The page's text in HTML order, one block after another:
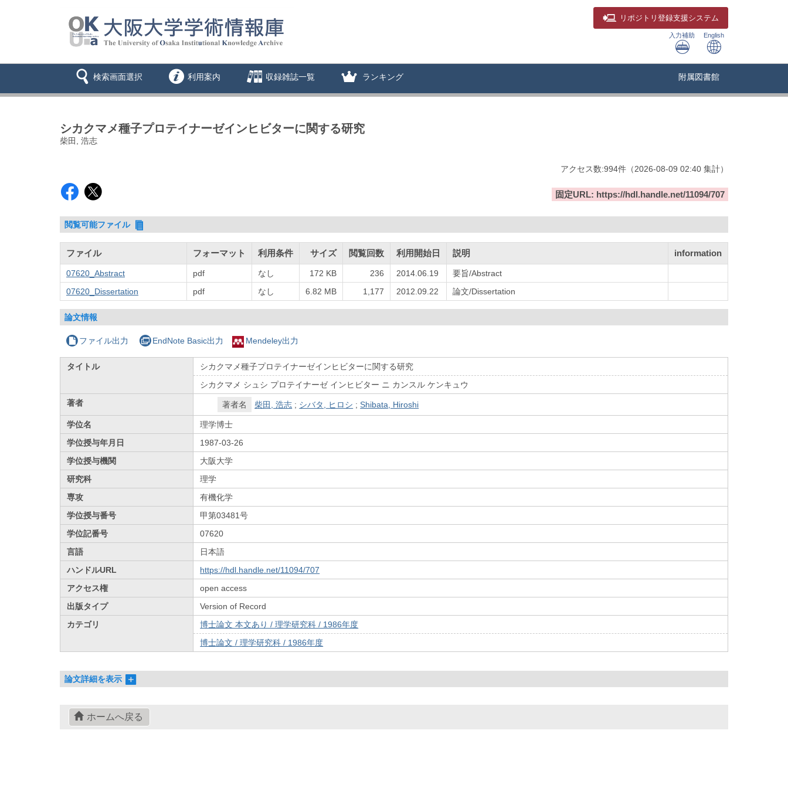
リポジトリ 登録支援システム
入力補助 English
検索画面選択 利用案内 収録雑誌一覧 ランキング 附属図書館
シカクマメ種子プロテイナーゼインヒビターに関する研究
柴田, 浩志
アクセス数:994件 （2026-08-09 02:40 集計）
固定URL: https://hdl.handle.net/11094/707
閲覧可能ファイル
ファイル フォーマット 利用条件 サイズ 閲覧回数 利用開始日 説明 information
07620_Abstract pdf なし 172 KB 236 2014.06.19
要旨/Abstract
07620_Dissertation
pdf なし 6.82 MB 1,177 2012.09.22 論文/Dissertation
論文情報
ファイル出力 EndNote Basic出力 Mendeley出力
タイトル
シカクマメ種子プロテイナーゼインヒビターに関する研究
シカクマメ シュシ プロテイナーゼ インヒビター ニ カンスル ケンキュウ
著者
著者名 柴田, 浩志 ; シバタ, ヒロシ ;Shibata, Hiroshi
学位名
理学博士
学位授与年月日
1987-03-26
学位授与機関
大阪大学
研究科
理学
専攻
有機化学
学位授与番号
甲第03481号
学位記番号
07620
言語
日本語
ハンドルURL
https://hdl.handle.net/11094/707
アクセス権
open access
出版タイプ
Version of Record
カテゴリ
博士論文 本文あり / 理学研究科 / 1986年度
博士論文 / 理学研究科 / 1986年度
論文詳細を表示
ホームへ戻る